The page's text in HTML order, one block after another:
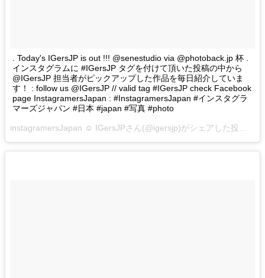
. Today's IGersJP is out !!! @senestudio via @photoback.jp 杯 .
インスタグラムに #IGersJP タグを付けて頂いた投稿の中から
@IGersJP 担当者がピックアップした作品を毎日紹介していま
す！ : follow us @IGersJP // valid tag #IGersJP check Facebook
page InstagramersJapan : #InstagramersJapan #インスタグラ
マーズジャパン #日本 #japan #写真 #photo
instagramersJapan ☺︎ IGersJPさん(@igersjp)がシェアした投稿 –